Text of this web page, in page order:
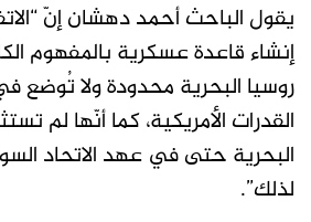
يقول الباحث أحمد دهشان إنّ
إنشاء قاعدة عسكرية بالمفهوم
روسيا البحرية محدودة ولا تُوضع
القدرات الأمريكية، كما أنّها لم
البحرية حتى في عهد الاتحاد
لذلك”.